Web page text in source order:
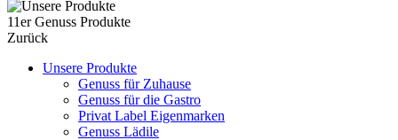
11er Genuss Produkte
Zurück
Unsere Produkte
Genuss für Zuhause
Genuss für die Gastro
Privat Label Eigenmarken
Genuss Lädile